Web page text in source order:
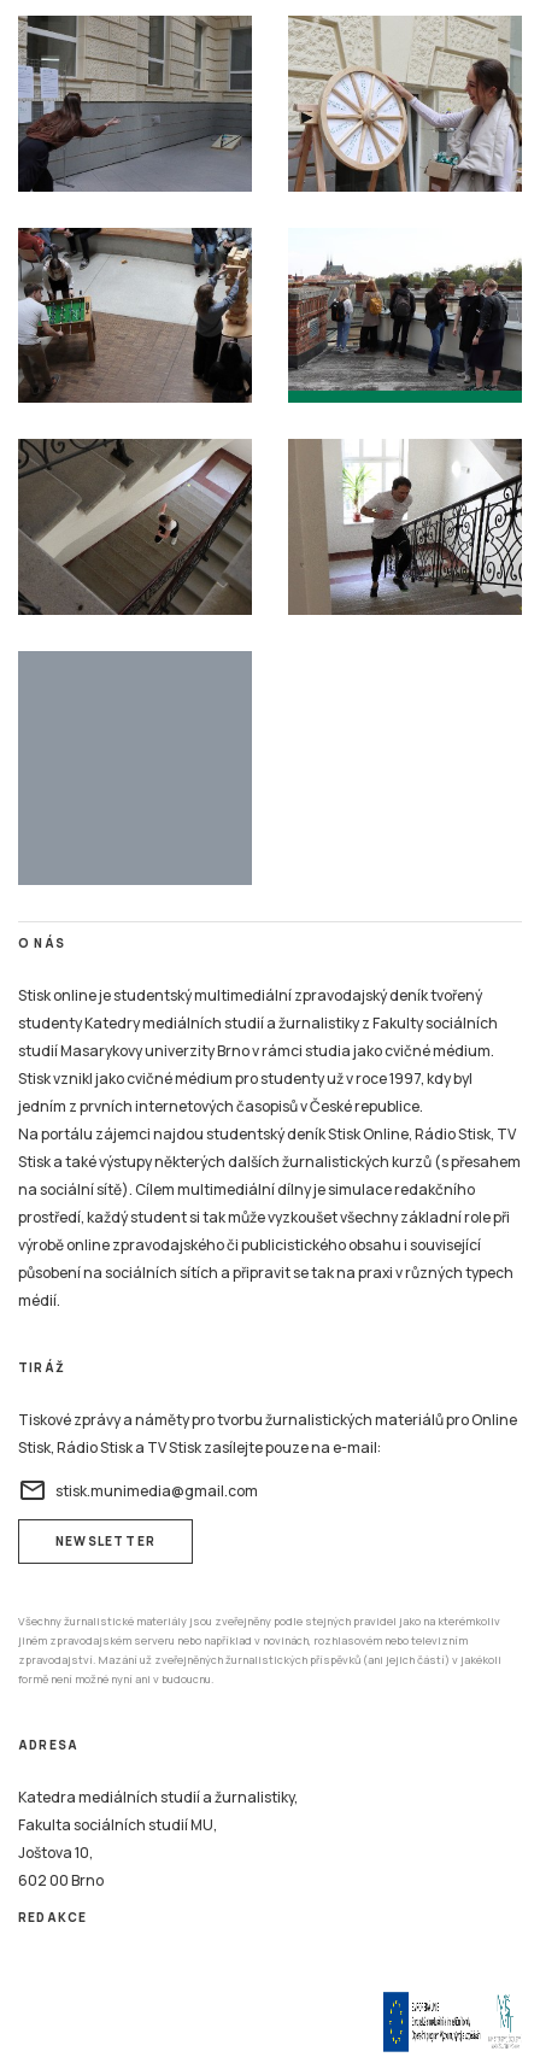
O NÁS
Stisk online je studentský multimediální zpravodajský deník tvořený
studenty Katedry mediálních studií a žurnalistiky z Fakulty sociálních
studií Masarykovy univerzity Brno v rámci studia jako cvičné médium.
Stisk vznikl jako cvičné médium pro studenty už v roce 1997, kdy byl
jedním z prvních internetových časopisů v České republice.
Na portálu zájemci najdou studentský deník Stisk Online, Rádio Stisk, TV
Stisk a také výstupy některých dalších žurnalistických kurzů (s přesahem
na sociální sítě). Cílem multimediální dílny je simulace redakčního
prostředí, každý student si tak může vyzkoušet všechny základní role při
výrobě online zpravodajského či publicistického obsahu i související
působení na sociálních sítích a připravit se tak na praxi v různých typech
médií.
TIRÁŽ
Tiskové zprávy a náměty pro tvorbu žurnalistických materiálů pro Online
Stisk, Rádio Stisk a TV Stisk zasílejte pouze na e-mail:
email stisk.munimedia@gmail.com
NEWSLETTER
Všechny žurnalistické materiály jsou zveřejněny podle stejných pravidel jako na kterémkoliv
jiném zpravodajském serveru nebo například v novinách, rozhlasovém nebo televizním
zpravodajství. Mazání už zveřejněných žurnalistických příspěvků (ani jejich částí) v jakékoli
formě není možné nyní ani v budoucnu.
ADRESA
Katedra mediálních studií a žurnalistiky,
Fakulta sociálních studií MU,
Joštova 10,
602 00 Brno
REDAKCE